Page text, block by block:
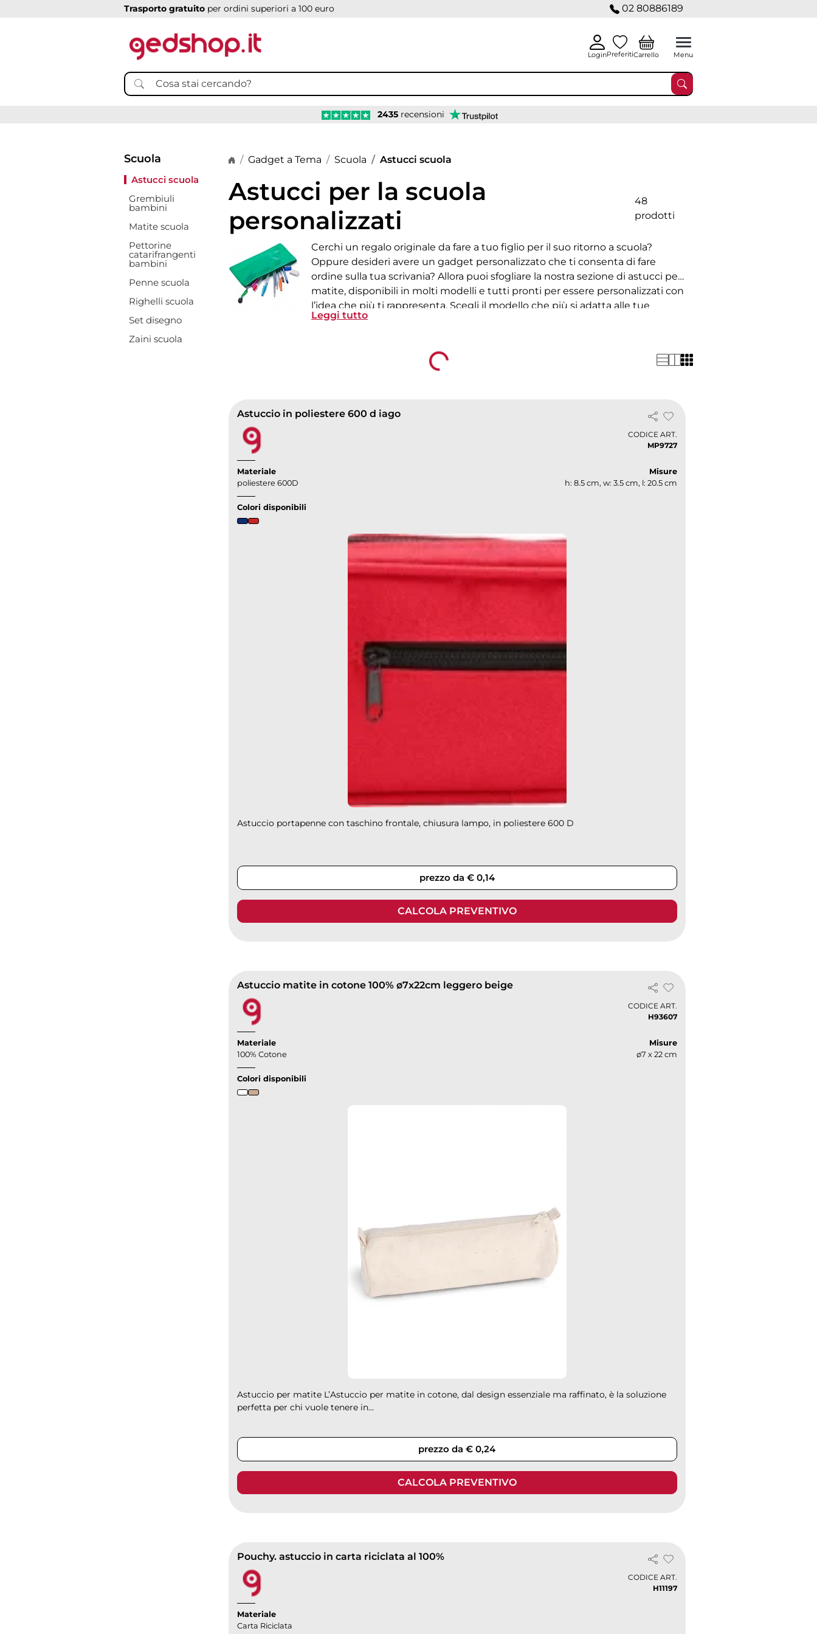
Trasporto gratuito per ordini superiori a 100 euro 02 80886189
LoginPreferitiCarrello Menu
2435 recensioni
Scuola
Astucci scuola
Grembiuli
bambini
Matite scuola
Pettorine
catarifrangenti
bambini
Penne scuola
Righelli scuola
Set disegno
Zaini scuola
Home page
Gadget a Tema Scuola Astucci scuola
Astucci per la scuola
personalizzati
48
prodotti
Cerchi un regalo originale da fare a tuo figlio per il suo ritorno a scuola?
Oppure desideri avere un gadget personalizzato che ti consenta di fare
ordine sulla tua scrivania? Allora puoi sfogliare la nostra sezione di astucci per
matite, disponibili in molti modelli e tutti pronti per essere personalizzati con
l’idea che più ti rappresenta. Scegli il modello che più si adatta alle tue
esigenze e divertiti a creare l’astuccio perfetto per te!
Leggi tutto
Loading...
Astuccio in poliestere 600 d iago
CODICE ART.
MP9727
Materiale
poliestere 600D
Misure
h: 8.5 cm, w: 3.5 cm, l: 20.5 cm
Colori disponibili
Astuccio portapenne con taschino frontale, chiusura lampo, in poliestere 600 D
prezzo da € 0,14
CALCOLA PREVENTIVO
Astuccio matite in cotone 100% ø7x22cm leggero beige
CODICE ART.
H93607
Materiale
100% Cotone
Misure
ø7 x 22 cm
Colori disponibili
Astuccio per matite L’Astuccio per matite in cotone, dal design essenziale ma raffinato, è la soluzione
perfetta per chi vuole tenere in...
prezzo da € 0,24
CALCOLA PREVENTIVO
Pouchy. astuccio in carta riciclata al 100%
CODICE ART.
H11197
Materiale
Carta Riciclata